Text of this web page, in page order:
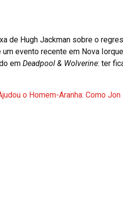
de Hugh Jackman sobre o
evento recente em Nova
em Deadpool & Wolverine: ter
o Homem-Aranha: Como